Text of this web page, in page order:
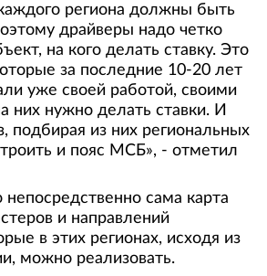
региона должны быть
драйверы надо четко
на кого делать ставку. Это
за последние 10-20 лет
уже своей работой, своими
них нужно делать ставки. И
подбирая из них региональных
и пояс МСБ», - отметил
непосредственно сама карта
и направлений
в этих регионах, исходя из
можно реализовать.